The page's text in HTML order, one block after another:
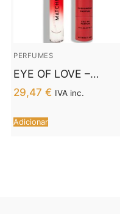
PERFUMES
EYE OF LOVE –
MATCHMAKER RED
DIAMOND LGBTQ
PHEROMONE
PERFUME ATTRACT
29,47 € IVA inc.
Adicionar